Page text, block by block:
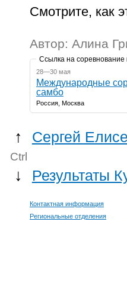
Смотрите, как
Автор: Алина
Ссылка на соревнование
28—30 мая
Международные
самбо
Россия, Москва
↑ Сергей
Ctrl
↓ Результаты
Контактная информация
Региональные отделения